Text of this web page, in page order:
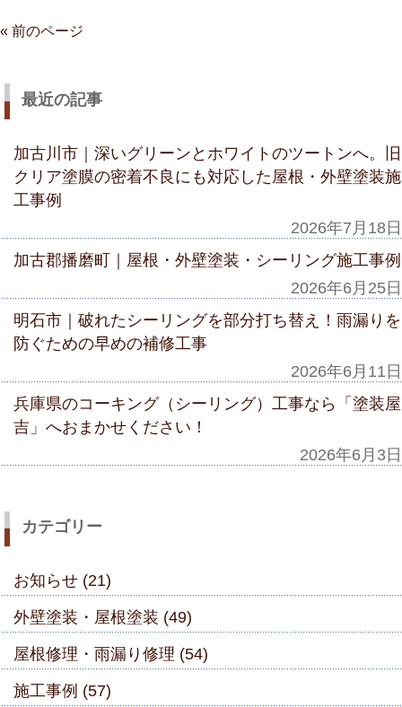
« 前のページ
最近の記事
加古川市｜深いグリーンとホワイトのツートンへ。旧
クリア塗膜の密着不良にも対応した屋根・外壁塗装施
工事例
2026年7月18日
加古郡播磨町｜屋根・外壁塗装・シーリング施工事例
2026年6月25日
明石市｜破れたシーリングを部分打ち替え！雨漏りを
防ぐための早めの補修工事
2026年6月11日
兵庫県のコーキング（シーリング）工事なら「塗装屋
吉」へおまかせください！
2026年6月3日
カテゴリー
お知らせ (21)
外壁塗装・屋根塗装 (49)
屋根修理・雨漏り修理 (54)
施工事例 (57)